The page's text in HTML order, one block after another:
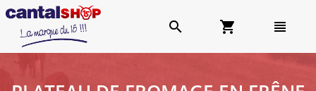
search shopping_cart view_headline